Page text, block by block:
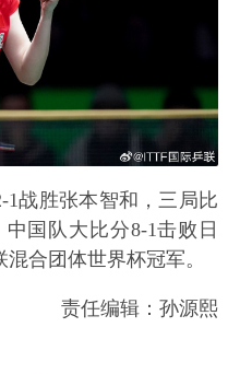
战胜张本智和，三局比
中国队大比分8-1击败日
合团体世界杯冠军。
责任编辑：孙源熙